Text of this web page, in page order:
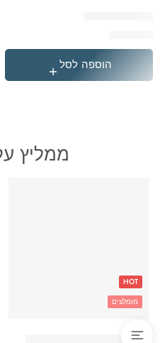
הוספה לסל
ממליץ
'בקבוק תרמי נירוסטה סטיץ
HOT
מומלצים